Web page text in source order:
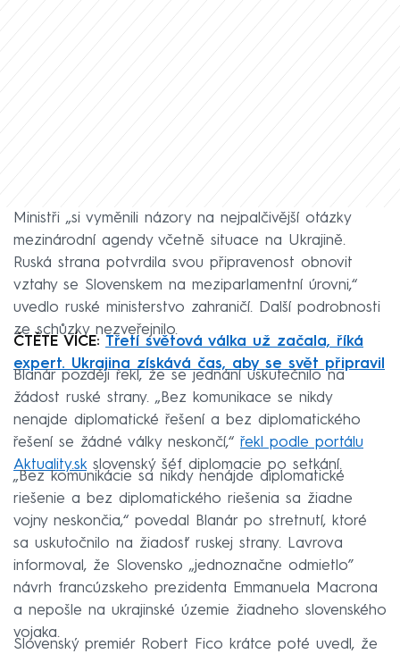
Ministři „si vyměnili názory na nejpalčivější otázky
mezinárodní agendy včetně situace na Ukrajině.
Ruská strana potvrdila svou připravenost obnovit
vztahy se Slovenskem na meziparlamentní úrovni,“
uvedlo ruské ministerstvo zahraničí. Další podrobnosti
ze schůzky nezveřejnilo.
ČTĚTE VÍCE: Třetí světová válka už začala, říká
expert. Ukrajina získává čas, aby se svět připravil
Blanár později řekl, že se jednání uskutečnilo na
žádost ruské strany. „Bez komunikace se nikdy
nenajde diplomatické řešení a bez diplomatického
řešení se žádné války neskončí,“ řekl podle portálu
Aktuality.skslovenský šéf diplomacie po setkání.
„Bez komunikácie sa nikdy nenájde diplomatické
riešenie a bez diplomatického riešenia sa žiadne
vojny neskončia,“ povedal Blanár po stretnutí, ktoré
sa uskutočnilo na žiadosť ruskej strany. Lavrova
informoval, že Slovensko „jednoznačne odmietlo”
návrh francúzskeho prezidenta Emmanuela Macrona
a nepošle na ukrajinské územie žiadneho slovenského
vojaka.
Slovenský premiér Robert Fico krátce poté uvedl, že